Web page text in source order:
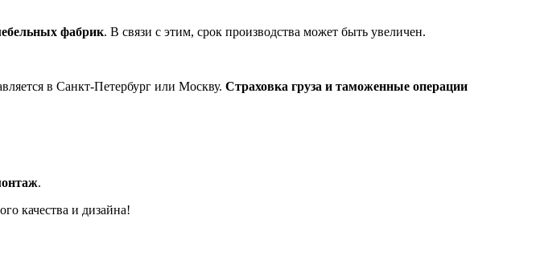
фабрик. В связи с этим, срок производства может быть увеличен.
в Санкт-Петербург или Москву. Страховка груза и таможенные операции
.
качества и дизайна!